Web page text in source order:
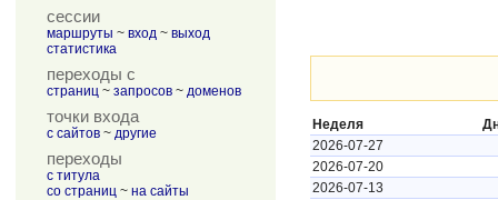
сессии
маршруты ~ вход ~ выход
статистика
переходы с
страниц ~ запросов ~ доменов
точки входа
с сайтов ~ другие
переходы
с титула
со страниц ~ на сайты
Неделя
2026-07-27
2026-07-20
2026-07-13